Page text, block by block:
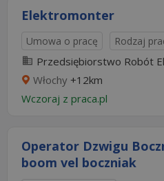
Elektromonter
Umowa o pracę Rodzaj
Przedsiębiorstwo Robót
Włochy +12km
Wczoraj z praca.pl
Operator Dzwigu
boom vel boczniak